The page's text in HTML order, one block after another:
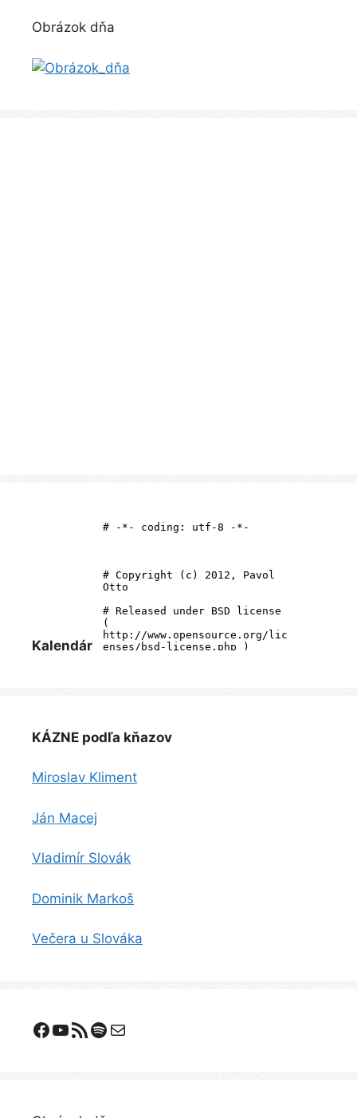
Obrázok dňa
Kalendár
KÁZNE podľa kňazov
Miroslav Kliment
Ján Macej
Vladimír Slovák
Dominik Markoš
Večera u Slováka
Facebook
YouTube
Odoberanie RSSSpotify
E-mail